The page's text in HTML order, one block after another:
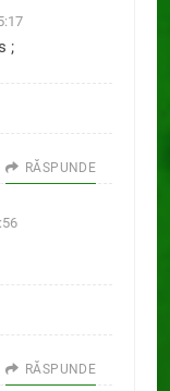
;
RĂSPUNDE
RĂSPUNDE